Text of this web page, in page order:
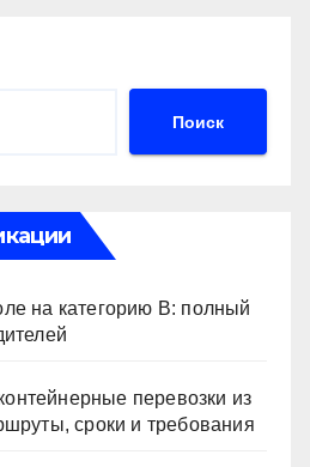
Поиск
на категорию В: полный
перевозки из
сроки и требования